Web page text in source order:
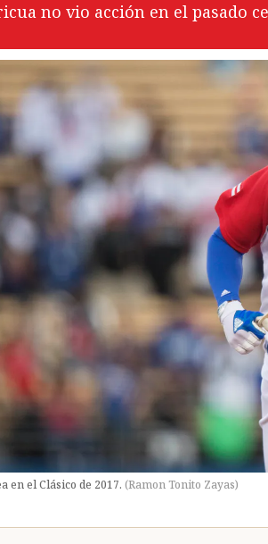
no vio acción en el pasado
en el Clásico de 2017. (Ramon Tonito Zayas)